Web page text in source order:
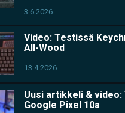
3.6.2026
Video: Testissä
All-Wood
13.4.2026
Uusi artikkeli &
Google Pixel 10a